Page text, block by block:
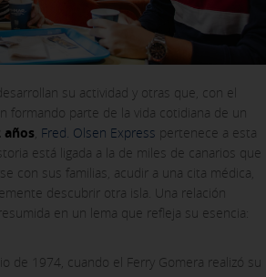
su actividad y otras que, con el
formando parte de la vida cotidiana de un
años, Fred. Olsen Express pertenece a esta
está ligada a la de miles de canarios que
con sus familias, acudir a una cita médica,
descubrir otra isla. Una relación
en un lema que refleja su esencia:
de 1974, cuando el Ferry Gomera realizó su